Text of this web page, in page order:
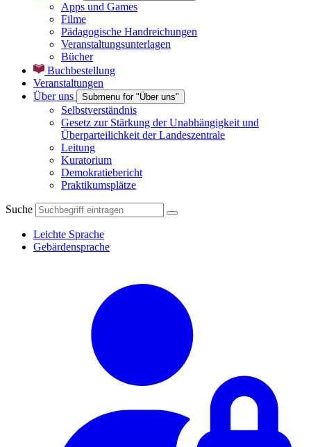
Apps und Games
Filme
Pädagogische Handreichungen
Veranstaltungsunterlagen
Bücher
Buchbestellung
Veranstaltungen
Über uns
Submenu for "Über uns"
Selbstverständnis
Gesetz zur Stärkung der Unabhängigkeit und
Überparteilichkeit der Landeszentrale
Leitung
Kuratorium
Demokratiebericht
Praktikumsplätze
Suche
Leichte Sprache
Gebärdensprache